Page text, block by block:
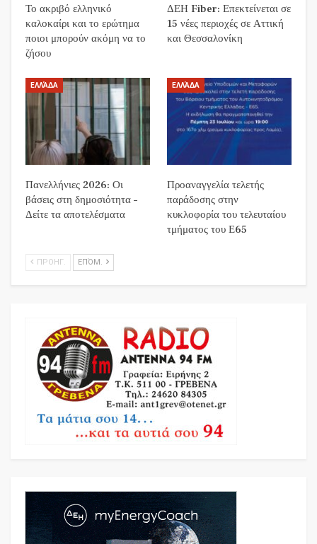
Το ακριβό ελληνικό
καλοκαίρι και το ερώτημα
ποιοι μπορούν ακόμη να το
ζήσου
ΔΕΗ Fiber: Επεκτείνεται σε
15 νέες περιοχές σε Αττική
και Θεσσαλονίκη
ΕΛΛΆΔΑ
Πανελλήνιες 2026: Οι
βάσεις στη δημοσιότητα –
Δείτε τα αποτελέσματα
ΕΛΛΆΔΑ
Προαναγγελία τελετής
παράδοσης στην
κυκλοφορία του τελευταίου
τμήματος του Ε65
ΠΡΟΗΓ. ΕΠΌΜ.